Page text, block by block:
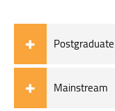
Postgraduate
Mainstream